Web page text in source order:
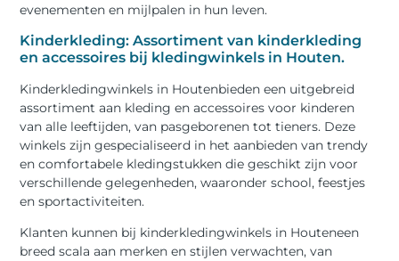
evenementen en mijlpalen in hun leven.
Kinderkleding: Assortiment van kinderkleding
en accessoires bij kledingwinkels in Houten.
Kinderkledingwinkels in Houtenbieden een uitgebreid
assortiment aan kleding en accessoires voor kinderen
van alle leeftijden, van pasgeborenen tot tieners. Deze
winkels zijn gespecialiseerd in het aanbieden van trendy
en comfortabele kledingstukken die geschikt zijn voor
verschillende gelegenheden, waaronder school, feestjes
en sportactiviteiten.
Klanten kunnen bij kinderkledingwinkels in Houteneen
breed scala aan merken en stijlen verwachten, van